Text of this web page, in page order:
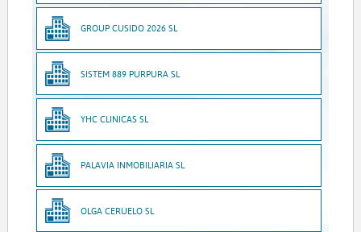
GROUP CUSIDO 2026 SL
SISTEM 889 PURPURA SL
YHC CLINICAS SL
PALAVIA INMOBILIARIA SL
OLGA CERUELO SL